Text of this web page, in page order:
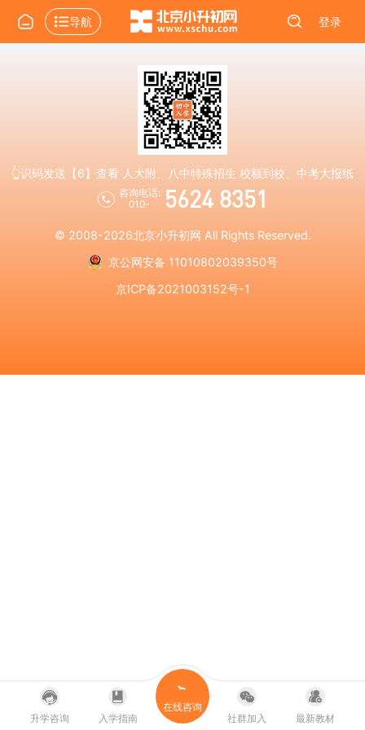
导航 登录
👆识码发送【6】查看 人大附、八中特殊招生 校额到校、中考大报纸
咨询电话:
010-
5624 8351
© 2008-2026北京小升初网 All Rights Reserved.
京公网安备 11010802039350号
京ICP备2021003152号-1
升学咨询 入学指南
在线咨询
社群加入
最新教材